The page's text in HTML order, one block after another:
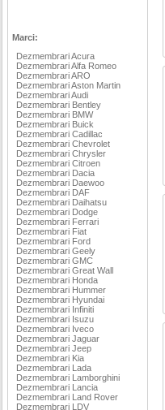
Marci:
Dezmembrari Acura
Dezmembrari Alfa Romeo
Dezmembrari ARO
Dezmembrari Aston Martin
Dezmembrari Audi
Dezmembrari Bentley
Dezmembrari BMW
Dezmembrari Buick
Dezmembrari Cadillac
Dezmembrari Chevrolet
Dezmembrari Chrysler
Dezmembrari Citroen
Dezmembrari Dacia
Dezmembrari Daewoo
Dezmembrari DAF
Dezmembrari Daihatsu
Dezmembrari Dodge
Dezmembrari Ferrari
Dezmembrari Fiat
Dezmembrari Ford
Dezmembrari Geely
Dezmembrari GMC
Dezmembrari Great Wall
Dezmembrari Honda
Dezmembrari Hummer
Dezmembrari Hyundai
Dezmembrari Infiniti
Dezmembrari Isuzu
Dezmembrari Iveco
Dezmembrari Jaguar
Dezmembrari Jeep
Dezmembrari Kia
Dezmembrari Lada
Dezmembrari Lamborghini
Dezmembrari Lancia
Dezmembrari Land Rover
Dezmembrari LDV